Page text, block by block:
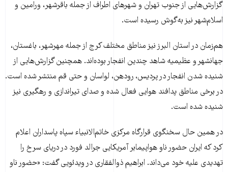
گزارش‌هایی از جنوب تهران و شهرهای اطراف از جمله باقرشهر، ورامین و
اسلام‌شهر نیز به‌گوش رسیده است.
هم‌زمان در استان البرز نیز مناطق مختلف کرج از جمله مهرشهر، باغستان،
جهانشهر و عظیمیه شاهد چندین انفجار بوده‌اند. همچنین گزارش‌هایی از
شنیده شدن انفجار در پردیس، رودهن، لواسان و حتی قم منتشر شده است.
در برخی مناطق پدافند هوایی فعال شده و صدای تیراندازی و رهگیری نیز
شنیده شده است.
در همین حال سخنگوی قرارگاه مرکزی خاتم‌الانبیاء سپاه پاسداران اعلام
کرد که ایران حضور ناو هواپیمابر آمریکایی جرالد فورد در دریای سرخ را
تهدیدی علیه خود می‌داند. ابراهیم ذوالفقاری در ویدئویی گفت: «حضور ناو